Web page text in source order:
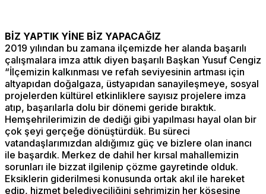
BİZ YAPTIK YİNE BİZ YAPACAĞIZ
2019 yılından bu zamana ilçemizde her alanda başarılı
çalışmalara imza attık diyen başarılı Başkan Yusuf Cengiz
“İlçemizin kalkınması ve refah seviyesinin artması için
altyapıdan doğalgaza, üstyapıdan sanayileşmeye, sosyal
projelerden kültürel etkinliklere sayısız projelere imza
atıp, başarılarla dolu bir dönemi geride bıraktık.
Hemşehrilerimizin de dediği gibi yapılması hayal olan bir
çok şeyi gerçeğe dönüştürdük. Bu süreci
vatandaşlarımızdan aldığımız güç ve bizlere olan inancı
ile başardık. Merkez de dahil her kırsal mahallemizin
sorunları ile bizzat ilgilenip çözme gayretinde olduk.
Eksiklerin giderilmesi konusunda ortak akıl ile hareket
edip, hizmet belediyeciliğini şehrimizin her köşesine